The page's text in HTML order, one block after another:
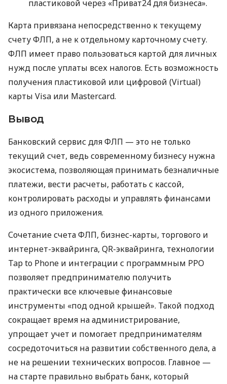
пластиковой через «Приват24 для бизнеса».
Карта привязана непосредственно к текущему
счету ФЛП, а не к отдельному карточному счету.
ФЛП имеет право пользоваться картой для личных
нужд после уплаты всех налогов. Есть возможность
получения пластиковой или цифровой (Virtual)
карты Visa или Mastercard.
Вывод
Банковский сервис для ФЛП — это не только
текущий счет, ведь современному бизнесу нужна
экосистема, позволяющая принимать безналичные
платежи, вести расчеты, работать с кассой,
контролировать расходы и управлять финансами
из одного приложения.
Сочетание счета ФЛП, бизнес-карты, торгового и
интернет-эквайринга, QR-эквайринга, технологии
Tap to Phone и интеграции с программным РРО
позволяет предпринимателю получить
практически все ключевые финансовые
инструменты «под одной крышей». Такой подход
сокращает время на администрирование,
упрощает учет и помогает предпринимателям
сосредоточиться на развитии собственного дела, а
не на решении технических вопросов. Главное —
на старте правильно выбрать банк, который